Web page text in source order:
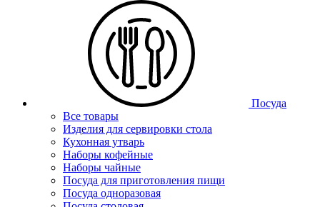
Посуда
Все товары
Изделия для сервировки стола
Кухонная утварь
Наборы кофейные
Наборы чайные
Посуда для приготовления пищи
Посуда одноразовая